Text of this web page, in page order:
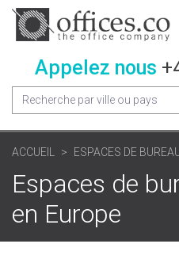
Appelez nous
ACCUEIL ESPACES DE
Espaces de
en Europe